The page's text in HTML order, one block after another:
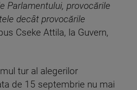
Parlamentului, provocările
decât provocările
Cseke Attila, la Guvern,
tur al alegerilor
de 15 septembrie nu mai